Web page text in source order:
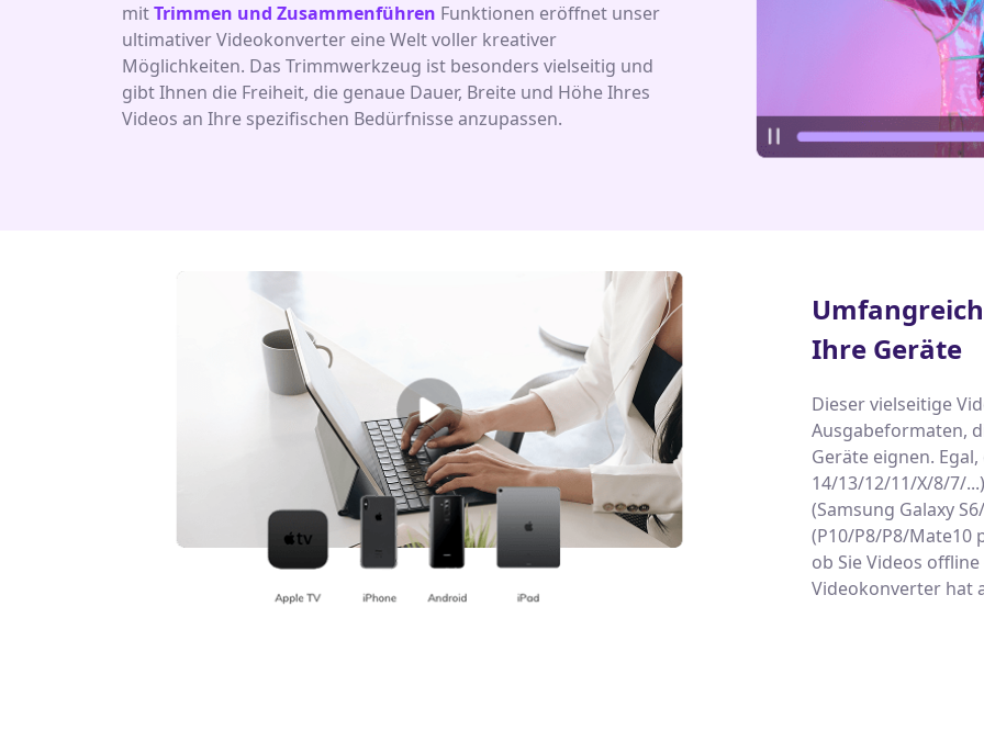
mitTrimmen und Zusammenführen Funktionen eröffnet unser
ultimativer Videokonverter eine Welt voller kreativer
Möglichkeiten. Das Trimmwerkzeug ist besonders vielseitig und
gibt Ihnen die Freiheit, die genaue Dauer, Breite und Höhe Ihres
Videos an Ihre spezifischen Bedürfnisse anzupassen.
Ihre Geräte
Dieser vielseitige
Ausgabeformaten,
Geräte eignen. Egal,
14/13/12/11/X/8/7/
(Samsung Galaxy
(P10/P8/P8/Mate10
ob Sie Videos
Videokonverter hat